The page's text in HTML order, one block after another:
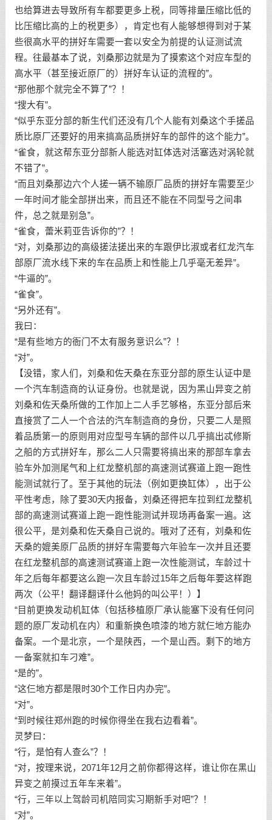
也给算进去导致所有车都要更多上税，同等排量压缩比低的
比压缩比高的上的税更多），肯定也有人能够想得到对于某
些很高水平的拼好车需要一套以安全为前提的认证测试流
程。往最基本了说，刘桑那边就是为了摸索这个对应车型的
高水平（甚至接近原厂的）拼好车认证的流程的”。
“那他那个就完全不算了”？！
“搜大有”。
“似乎东亚分部的新生代们还没有几个人能有刘桑这个手搓品
质比原厂还要好的用来搞高品质拼好车的部件的这个能力”。
“雀食，就这帮东亚分部新人能选对缸体选对活塞选对涡轮就
不错了”。
“而且刘桑那边六个人搓一辆不输原厂品质的拼好车需要至少
一年时间才能全部拼出来，而且还不能在不同型号之间串
件，总之就是别急”。
“雀食，蕾米莉亚告诉你的”？！
“对，刘桑那边的高级搓法搓出来的车跟伊比淑或者红龙汽车
部原厂流水线下来的车在品质上和性能上几乎毫无差异”。
“牛逼的”。
“雀食”。
“另外还有”。
我曰：
“是有些地方的衙门不太有服务意识么”？！
“对”。
【没错，家人们，刘桑和佐天桑在东亚分部的原生认证中是
一个汽车制造商的认证身份。也就是说，因为黑山异变之前
刘桑和佐天桑所做的工作加上二人手艺够格，东亚分部后来
直接赏了二人一个合法的汽车制造商的身份，只要二人是照
着品质第一的原则用对应型号车辆的部件以几乎搞出忒修斯
之船的方式拼好车，那么二人只需要将搞出来的那部车拿去
验车外加测尾气和上红龙整机部的高速测试赛道上跑一跑性
能测试就行了。至于其他的玩法（例如更换缸体），出于公
平性考虑，除了要30天内报备，刘桑还得把车拉到红龙整机
部的高速测试赛道上跑一跑性能测试并现场再备案一遍。这
很公平，是刘桑和佐天桑自己说的。哦对了还有，刘桑和佐
天桑的媲美原厂品质的拼好车需要每六年验车一次并且还要
在红龙整机部的高速测试赛道上跑一次性能测试，车龄过十
年之后每年都要这么跑一次且车龄过15年之后每年要这样跑
两次（公平！翻译翻译什么他妈的叫公平！）】
“目前更换发动机缸体（包括移植原厂承认能塞下没有任何问
题的原厂发动机在内）和重新换色喷漆的地方就仨地方能办
备案。一个是北京，一个是陕西，一个是山西。剩下的地方
一备案就扣车刁难”。
“是的”。
“这仨地方都是限时30个工作日内办完”。
“对”。
“到时候往郑州跑的时候你得坐在我右边看着”。
灵梦曰：
“行，是怕有人查么”？！
“对，按理来说，2071年12月之前你都得这样，谁让你在黑山
异变之前摸过五年车来着”。
“行，三年以上驾龄司机陪同实习期新手对吧”？！
“对”。